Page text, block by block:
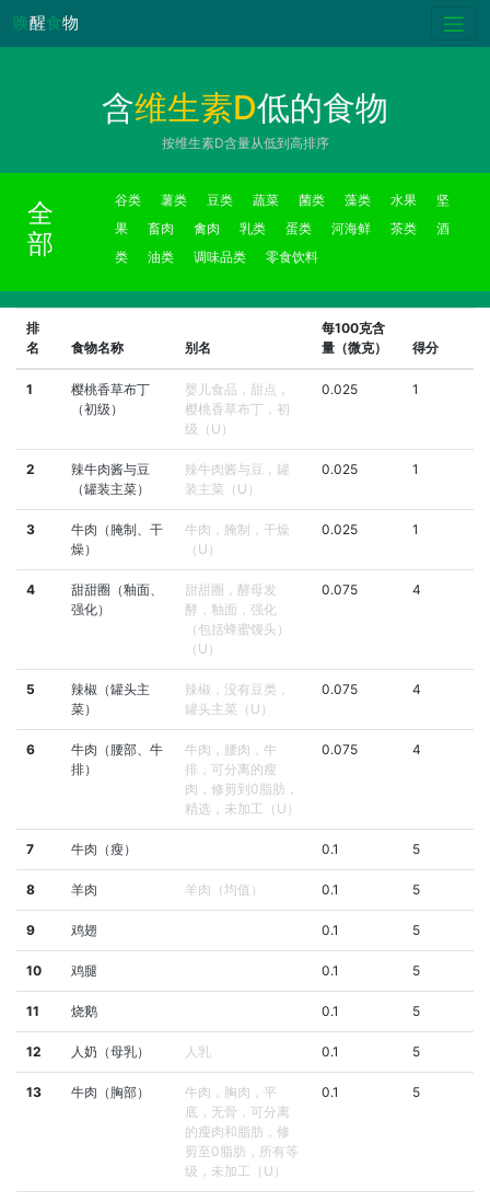
唤醒食物
含维生素D低的食物
按维生素D含量从低到高排序
全
部
谷类 薯类 豆类 蔬菜 菌类 藻类 水果
坚
果
畜肉 禽肉 乳类 蛋类 河海鲜 茶类
酒
类
油类 调味品类 零食饮料
排
名
食物名称 别名
每100克含
量（微克）
得分
1
樱桃香草布丁
（初级）
婴儿食品，甜点，
樱桃香草布丁，初
级（U）
0.025 1
2
辣牛肉酱与豆
（罐装主菜）
辣牛肉酱与豆，罐
装主菜（U）
0.025 1
3
牛肉（腌制、干
燥）
牛肉，腌制，干燥
（U）
0.025 1
4
甜甜圈（釉面、
强化）
甜甜圈，酵母发
酵，釉面，强化
（包括蜂蜜馒头）
（U）
0.075 4
5
辣椒（罐头主
菜）
辣椒，没有豆类，
罐头主菜（U）
0.075 4
6
牛肉（腰部、牛
排）
牛肉，腰肉，牛
排，可分离的瘦
肉，修剪到0脂肪，
精选，未加工（U）
0.075 4
7 牛肉（瘦） 0.1 5
8 羊肉 羊肉（均值） 0.1 5
9 鸡翅 0.1 5
10 鸡腿 0.1 5
11 烧鹅 0.1 5
12 人奶（母乳） 人乳 0.1 5
13 牛肉（胸部）
牛肉，胸肉，平
底，无骨，可分离
的瘦肉和脂肪，修
剪至0脂肪，所有等
级，未加工（U）
0.1 5